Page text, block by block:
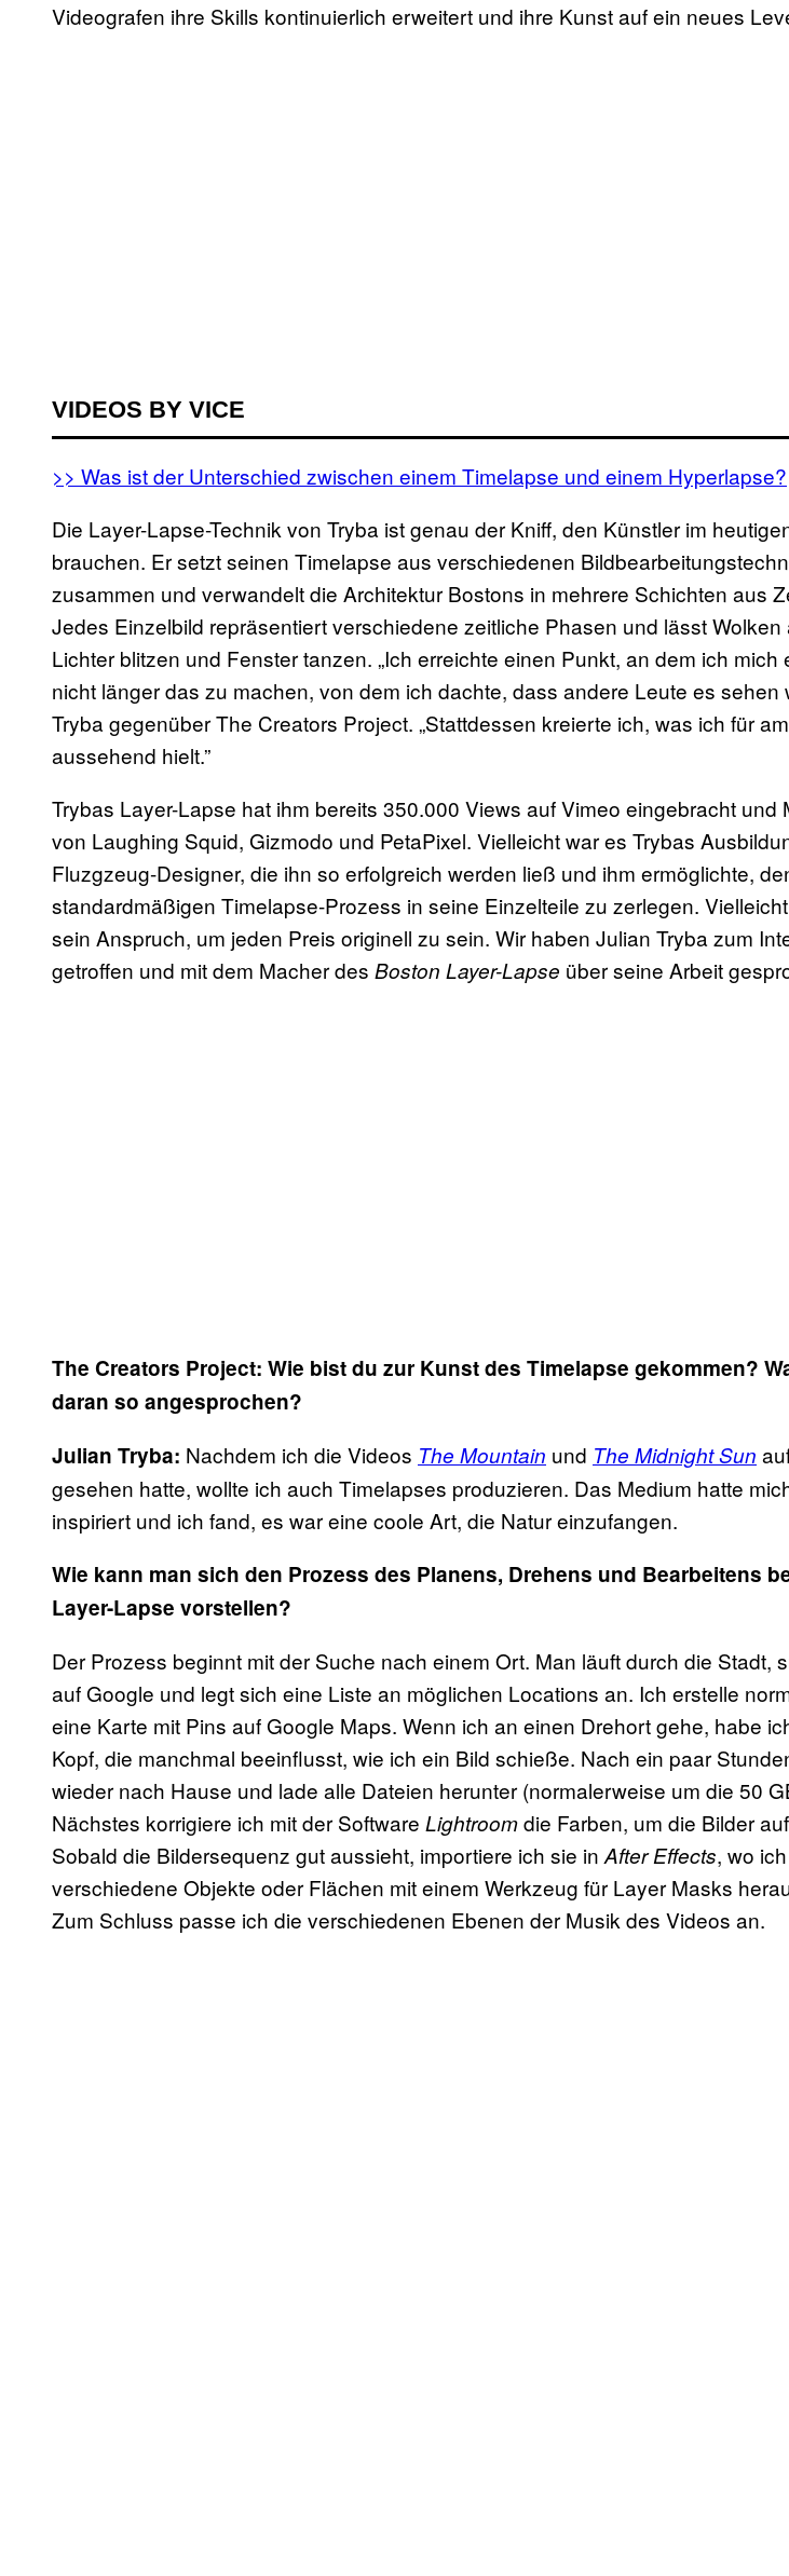
Videografen ihre Skills kontinuierlich erweitert und ihre Kunst auf ein neues
VIDEOS BY VICE
>> Was ist der Unterschied zwischen einem Timelapse und einem Hyperlapse?
Die Layer-Lapse-Technik von Tryba ist genau der Kniff, den Künstler im
brauchen. Er setzt seinen Timelapse aus verschiedenen
zusammen und verwandelt die Architektur Bostons in mehrere Schichten aus
Jedes Einzelbild repräsentiert verschiedene zeitliche Phasen und lässt Wolken
Lichter blitzen und Fenster tanzen. „Ich erreichte einen Punkt, an dem ich mich
nicht länger das zu machen, von dem ich dachte, dass andere Leute es sehen
Tryba gegenüber The Creators Project. „Stattdessen kreierte ich, was ich für
aussehend hielt.”
Trybas Layer-Lapse hat ihm bereits 350.000 Views auf Vimeo eingebracht und
von Laughing Squid, Gizmodo und PetaPixel. Vielleicht war es Trybas
Fluzgzeug-Designer, die ihn so erfolgreich werden ließ und ihm ermöglichte,
standardmäßigen Timelapse-Prozess in seine Einzelteile zu zerlegen.
sein Anspruch, um jeden Preis originell zu sein. Wir haben Julian Tryba zum
getroffen und mit dem Macher des Boston Layer-Lapse über seine Arbeit
The Creators Project: Wie bist du zur Kunst des Timelapse gekommen?
daran so angesprochen?
Julian Tryba: Nachdem ich die Videos The Mountain und The Midnight Sun
gesehen hatte, wollte ich auch Timelapses produzieren. Das Medium hatte
inspiriert und ich fand, es war eine coole Art, die Natur einzufangen.
Wie kann man sich den Prozess des Planens, Drehens und Bearbeitens
Layer-Lapse vorstellen?
Der Prozess beginnt mit der Suche nach einem Ort. Man läuft durch die Stadt,
auf Google und legt sich eine Liste an möglichen Locations an. Ich erstelle
eine Karte mit Pins auf Google Maps. Wenn ich an einen Drehort gehe, habe
Kopf, die manchmal beeinflusst, wie ich ein Bild schieße. Nach ein paar
wieder nach Hause und lade alle Dateien herunter (normalerweise um die 50
Nächstes korrigiere ich mit der Software Lightroomdie Farben, um die Bilder
Sobald die Bildersequenz gut aussieht, importiere ich sie in After Effects, wo
verschiedene Objekte oder Flächen mit einem Werkzeug für Layer Masks
Zum Schluss passe ich die verschiedenen Ebenen der Musik des Videos an.